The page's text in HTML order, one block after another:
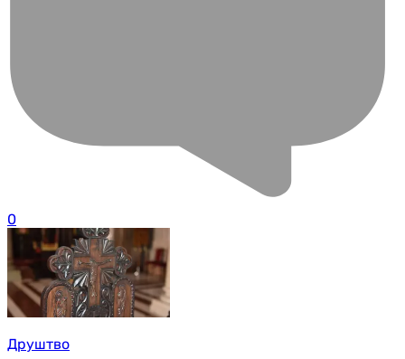
0
Друштво